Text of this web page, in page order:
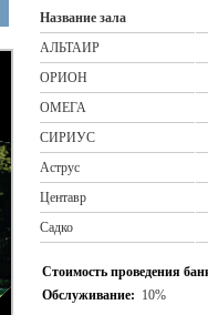
Название зала
АЛЬТАИР
ОРИОН
ОМЕГА
СИРИУС
Аструс
Центавр
Садко
Стоимость проведения
Обслуживание: 10%